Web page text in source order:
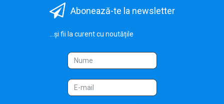
Abonează-te la newsletter
...și fii la curent cu noutățile